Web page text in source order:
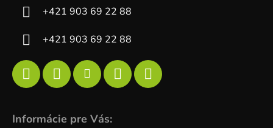
+421 903 69 22 88
+421 903 69 22 88
Informácie pre Vás: